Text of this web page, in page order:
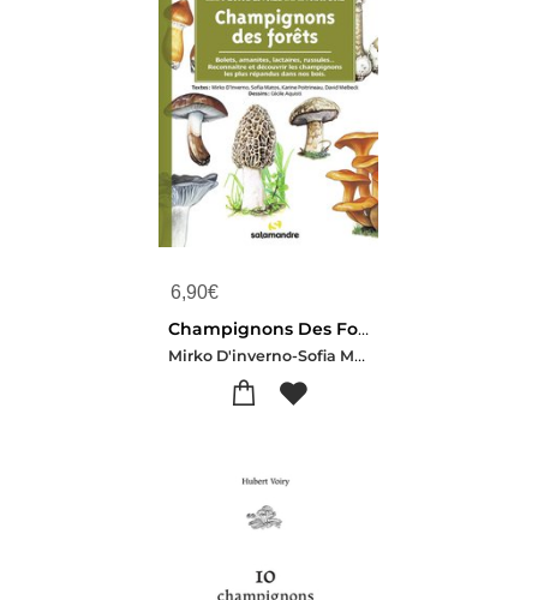
6,90€
Champignons Des Forets
Mirko D'inverno-Sofia Matos-Karine Poitrineau-Cecile Aquisti